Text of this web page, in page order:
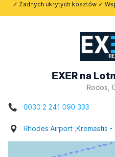
✓ Żadnych ukrytych kosztów ✓
EXER na
Rodos,
0030 2 241 090 333
Rhodes Airport ,Kremastis